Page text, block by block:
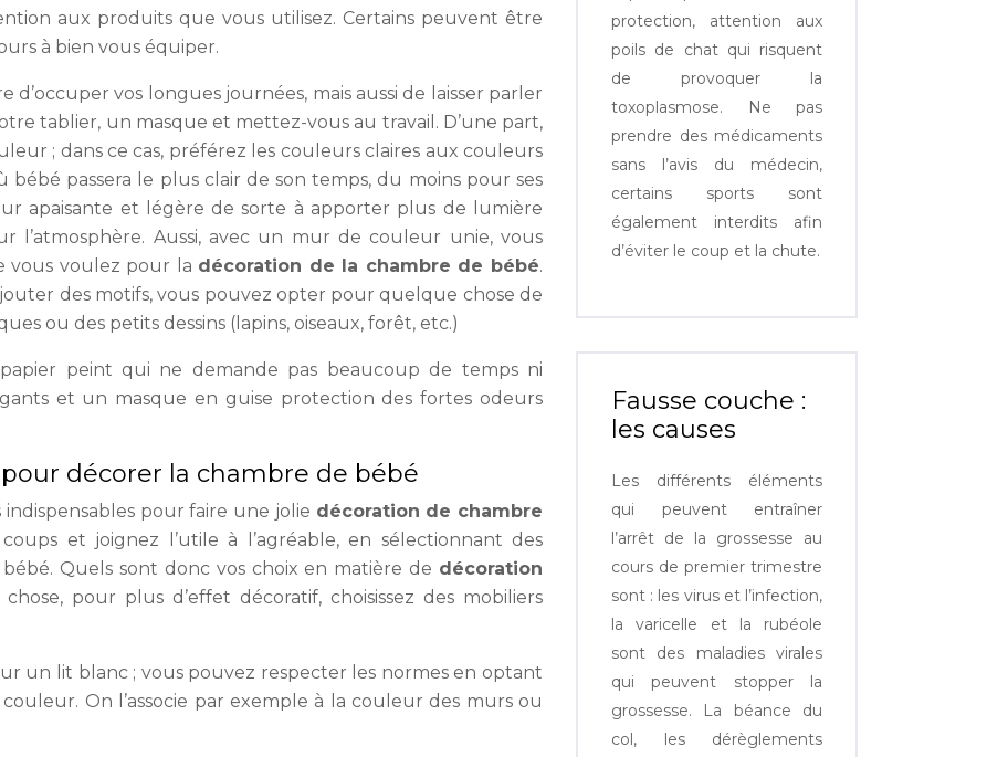
aux produits que vous utilisez. Certains peuvent être
à bien vous équiper.
vos longues journées, mais aussi de laisser parler
tablier, un masque et mettez-vous au travail. D’une part,
; dans ce cas, préférez les couleurs claires aux couleurs
bébé passera le plus clair de son temps, du moins pour ses
apaisante et légère de sorte à apporter plus de lumière
l’atmosphère. Aussi, avec un mur de couleur unie, vous
vous voulez pour la décoration de la chambre de bébé.
des motifs, vous pouvez opter pour quelque chose de
ou des petits dessins (lapins, oiseaux, forêt, etc.)
peint qui ne demande pas beaucoup de temps ni
et un masque en guise protection des fortes odeurs
décorer la chambre de bébé
pour faire une jolie décoration de chambre
et joignez l’utile à l’agréable, en sélectionnant des
Quels sont donc vos choix en matière de décoration
pour plus d’effet décoratif, choisissez des mobiliers
un lit blanc ; vous pouvez respecter les normes en optant
On l’associe par exemple à la couleur des murs ou
protection, attention aux
poils de chat qui risquent
de provoquer la
toxoplasmose. Ne pas
prendre des médicaments
sans l’avis du médecin,
certains sports sont
également interdits afin
d’éviter le coup et la chute.
Fausse couche :
les causes
Les différents éléments
qui peuvent entraîner
l’arrêt de la grossesse au
cours de premier trimestre
sont : les virus et l’infection,
la varicelle et la rubéole
sont des maladies virales
qui peuvent stopper la
grossesse. La béance du
col, les dérèglements